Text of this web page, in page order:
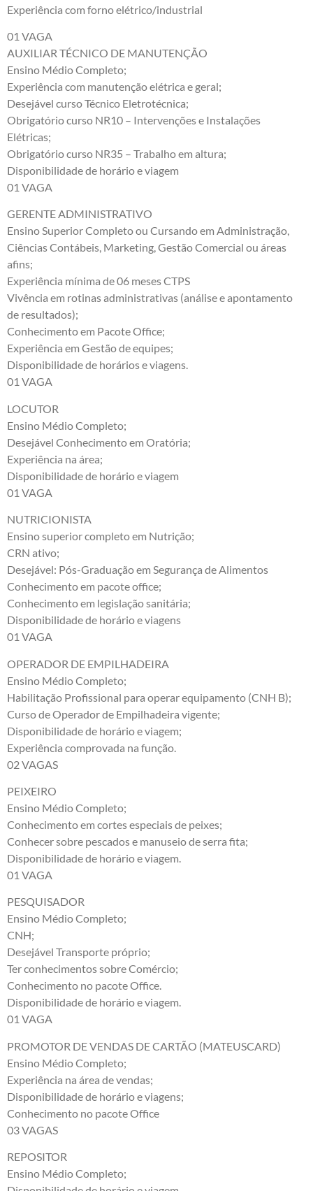
Experiência com forno elétrico/industrial
01 VAGA
AUXILIAR TÉCNICO DE MANUTENÇÃO
Ensino Médio Completo;
Experiência com manutenção elétrica e geral;
Desejável curso Técnico Eletrotécnica;
Obrigatório curso NR10 – Intervenções e Instalações
Elétricas;
Obrigatório curso NR35 – Trabalho em altura;
Disponibilidade de horário e viagem
01 VAGA
GERENTE ADMINISTRATIVO
Ensino Superior Completo ou Cursando em Administração,
Ciências Contábeis, Marketing, Gestão Comercial ou áreas
afins;
Experiência mínima de 06 meses CTPS
Vivência em rotinas administrativas (análise e apontamento
de resultados);
Conhecimento em Pacote Office;
Experiência em Gestão de equipes;
Disponibilidade de horários e viagens.
01 VAGA
LOCUTOR
Ensino Médio Completo;
Desejável Conhecimento em Oratória;
Experiência na área;
Disponibilidade de horário e viagem
01 VAGA
NUTRICIONISTA
Ensino superior completo em Nutrição;
CRN ativo;
Desejável: Pós-Graduação em Segurança de Alimentos
Conhecimento em pacote office;
Conhecimento em legislação sanitária;
Disponibilidade de horário e viagens
01 VAGA
OPERADOR DE EMPILHADEIRA
Ensino Médio Completo;
Habilitação Profissional para operar equipamento (CNH B);
Curso de Operador de Empilhadeira vigente;
Disponibilidade de horário e viagem;
Experiência comprovada na função.
02 VAGAS
PEIXEIRO
Ensino Médio Completo;
Conhecimento em cortes especiais de peixes;
Conhecer sobre pescados e manuseio de serra fita;
Disponibilidade de horário e viagem.
01 VAGA
PESQUISADOR
Ensino Médio Completo;
CNH;
Desejável Transporte próprio;
Ter conhecimentos sobre Comércio;
Conhecimento no pacote Office.
Disponibilidade de horário e viagem.
01 VAGA
PROMOTOR DE VENDAS DE CARTÃO (MATEUSCARD)
Ensino Médio Completo;
Experiência na área de vendas;
Disponibilidade de horário e viagens;
Conhecimento no pacote Office
03 VAGAS
REPOSITOR
Ensino Médio Completo;